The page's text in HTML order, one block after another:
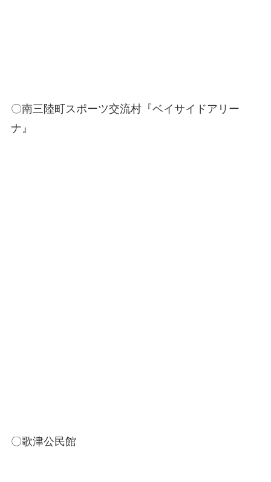
〇南三陸町スポーツ交流村『ベイサイドアリー
ナ』
〇歌津公民館